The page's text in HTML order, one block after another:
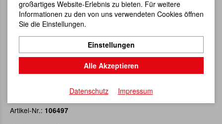
Foot-Bag light D ca. 5,5cm
Artikel-Nr.: 106497
großartiges Website-Erlebnis zu bieten. Für weitere
Informationen zu den von uns verwendeten Cookies öffnen
Sie die Einstellungen.
Einstellungen
Alle Akzeptieren
Datenschutz Impressum